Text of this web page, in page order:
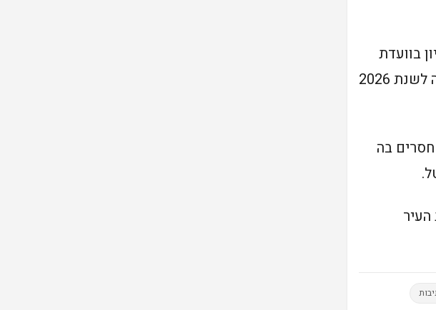
בוועדת
הכספים העירונית, למרות שהוא חבר בוועדה. עוד טען כי בתקציב העירייה לשנת 2026
בה